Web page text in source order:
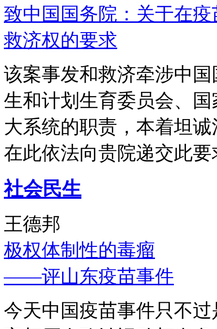
致中国国务院：关于在
救济权的要求
该案事发和救济牵涉中
生和计划生育委员会、
大系统的职责，本着坦
在此依法向贵院递交此要
社会民生
王德邦
极权体制性的毒瘤
——评山东疫苗事件
今天中国疫苗事件只不